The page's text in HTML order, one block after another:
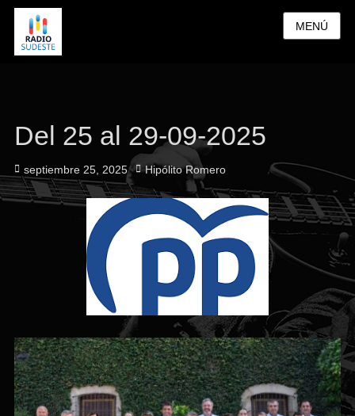
MENÚ
Del 25 al 29-09-2025
Publicado
el
septiembre 25, 2025 Autor
Hipólito Romero